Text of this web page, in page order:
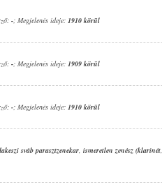
-; Megjelenés ideje: 1910 körül
-; Megjelenés ideje: 1909 körül
-; Megjelenés ideje: 1910 körül
sváb parasztzenekar, ismeretlen zenész (klarinét